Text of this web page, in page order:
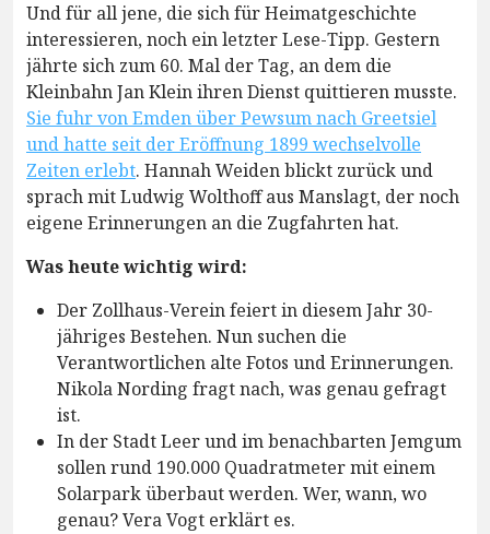
Und für all jene, die sich für Heimatgeschichte
interessieren, noch ein letzter Lese-Tipp. Gestern
jährte sich zum 60. Mal der Tag, an dem die
Kleinbahn Jan Klein ihren Dienst quittieren musste.
Sie fuhr von Emden über Pewsum nach Greetsiel
und hatte seit der Eröffnung 1899 wechselvolle
Zeiten erlebt. Hannah Weiden blickt zurück und
sprach mit Ludwig Wolthoff aus Manslagt, der noch
eigene Erinnerungen an die Zugfahrten hat.
Was heute wichtig wird:
Der Zollhaus-Verein feiert in diesem Jahr 30-
jähriges Bestehen. Nun suchen die
Verantwortlichen alte Fotos und Erinnerungen.
Nikola Nording fragt nach, was genau gefragt
ist.
In der Stadt Leer und im benachbarten Jemgum
sollen rund 190.000 Quadratmeter mit einem
Solarpark überbaut werden. Wer, wann, wo
genau? Vera Vogt erklärt es.